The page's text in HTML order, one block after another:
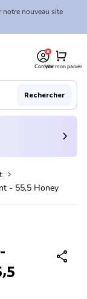
nouveau site
CompteVoir mon panier
shopping_cart
Rechercher
chevron_right
chevron_right
- 55,5 Honey
share